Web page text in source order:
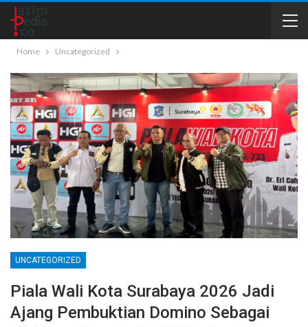
Home Uncategorized
UNCATEGORIZED
Piala Wali Kota Surabaya 2026 Jadi
Ajang Pembuktian Domino Sebagai